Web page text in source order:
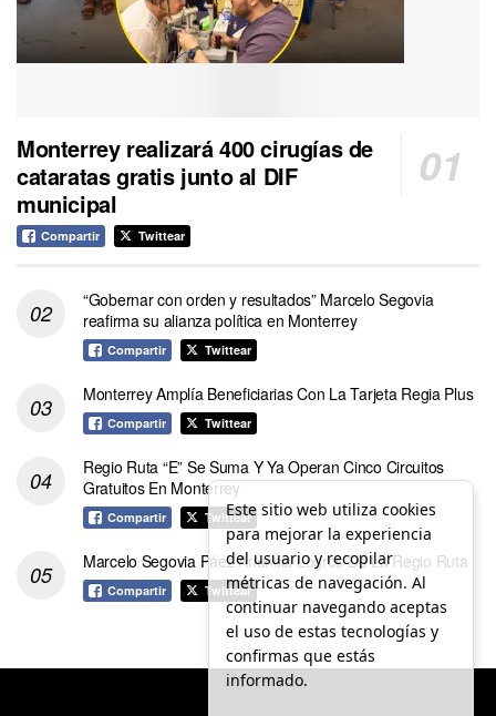
Monterrey realizará 400 cirugías de
cataratas gratis junto al DIF
municipal
Compartir Twittear
“Gobernar con orden y resultados” Marcelo Segovia
reafirma su alianza política en Monterrey
Compartir Twittear
Monterrey Amplía Beneficiarias Con La Tarjeta Regia Plus
Compartir Twittear
Regio Ruta “E” Se Suma Y Ya Operan Cinco Circuitos
Gratuitos En Monterrey
Compartir Twittear
Marcelo Segovia Páez Anuncia Logros De La Regio Ruta
Compartir Twittear
Este sitio web utiliza cookies
para mejorar la experiencia
del usuario y recopilar
métricas de navegación. Al
continuar navegando aceptas
el uso de estas tecnologías y
confirmas que estás
informado.